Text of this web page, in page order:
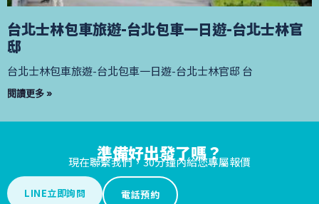
台北士林包車旅遊-台北包車一日遊-台北士林官
邸
台北士林包車旅遊-台北包車一日遊-台北士林官邸 台
閱讀更多 »
準備好出發了嗎？
現在聯繫我們，30分鐘內給您專屬報價
LINE立即詢問 電話預約